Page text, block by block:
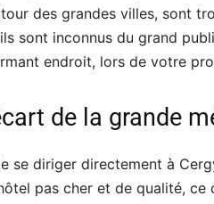
des grandes villes, sont
sont inconnus du grand
endroit, lors de votre
de la grande
se diriger directement à
pas cher et de qualité, ce